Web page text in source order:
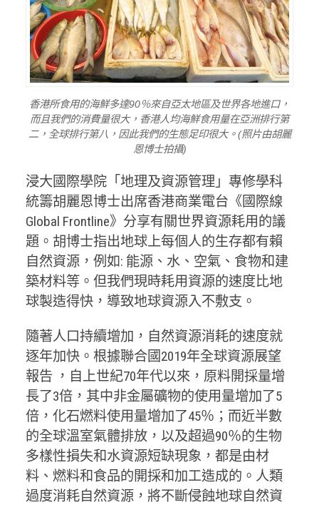
香港所食用的海鮮多達90％來自亞太地區及世界各地進口，
而且我們的消費量很大，香港人均海鮮食用量在亞洲排行第
二，全球排行第八，因此我們的生態足印很大。(照片由胡麗
恩博士拍攝)
浸大國際學院「地理及資源管理」專修學科
統籌胡麗恩博士出席香港商業電台《國際線
Global Frontline》分享有關世界資源耗用的議
題。胡博士指出地球上每個人的生存都有賴
自然資源，例如: 能源、水、空氣、食物和建
築材料等。但我們現時耗用資源的速度比地
球製造得快，導致地球資源入不敷支。
隨著人口持續增加，自然資源消耗的速度就
逐年加快。根據聯合國2019年全球資源展望
報告 ，自上世紀70年代以來，原料開採量增
長了3倍，其中非金屬礦物的使用量增加了5
倍，化石燃料使用量增加了45％；而近半數
的全球溫室氣體排放，以及超過90％的生物
多樣性損失和水資源短缺現象，都是由材
料、燃料和食品的開採和加工造成的。人類
過度消耗自然資源，將不斷侵蝕地球自然資